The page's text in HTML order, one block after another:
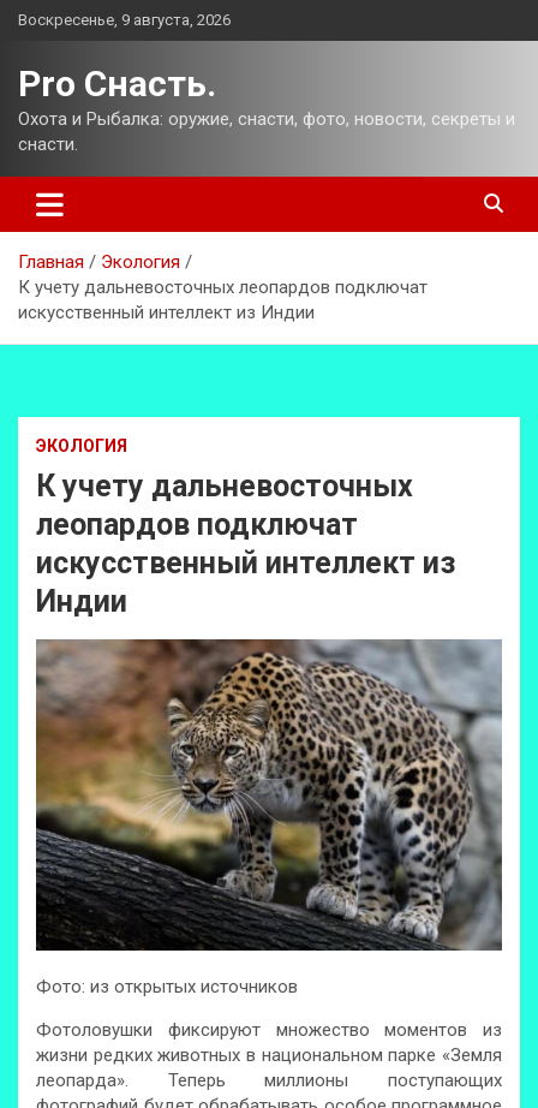
Перейти
Воскресенье, 9 августа, 2026
Pro Снасть.
Охота и Рыбалка: оружие, снасти, фото, новости, секреты и
снасти.
Главная
Экология
К учету дальневосточных леопардов подключат
искусственный интеллект из Индии
ЭКОЛОГИЯ
К учету дальневосточных
леопардов подключат
искусственный интеллект из
Индии
Фото: из открытых источников
Фотоловушки фиксируют множество моментов из
жизни редких животных в национальном парке «Земля
леопарда». Теперь миллионы поступающих